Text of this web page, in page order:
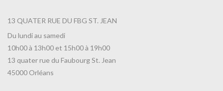
13 QUATER RUE DU FBG ST. JEAN
Du lundi au samedi
10h00 à 13h00 et 15h00 à 19h00
13 quater rue du Faubourg St. Jean
45000 Orléans